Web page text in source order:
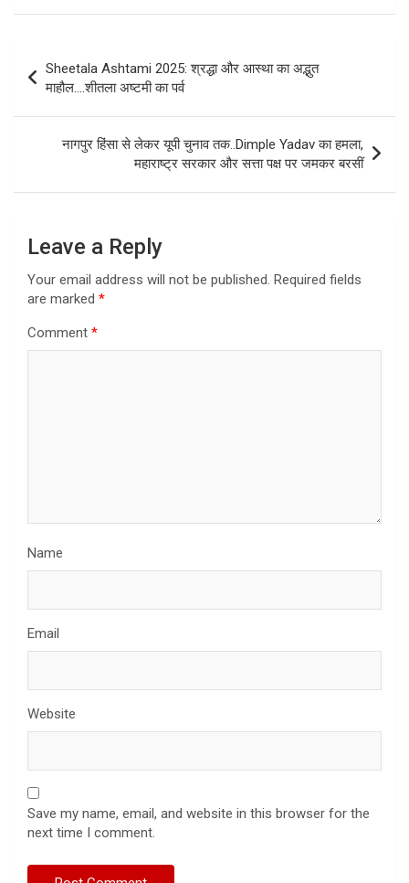
navigation
Sheetala Ashtami 2025: श्रद्धा और आस्था का अद्भुत
माहौल….शीतला अष्टमी का पर्व
नागपुर हिंसा से लेकर यूपी चुनाव तक..Dimple Yadav का हमला,
महाराष्ट्र सरकार और सत्ता पक्ष पर जमकर बरसीं
Leave a Reply
Your email address will not be published. Required fields
are marked *
Comment *
Name
Email
Website
Save my name, email, and website in this browser for the
next time I comment.